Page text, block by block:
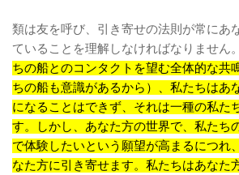
類は友を呼び、引き寄せの法則が常にあ
ていることを理解しなければなりません。
ちの船とのコンタクトを望む全体的な共
ちの船も意識があるから）、私たちはあ
になることはできず、それは一種の私た
す。しかし、あなた方の世界で、私たち
で体験したいという願望が高まるにつれ
なた方に引き寄せます。私たちはあなた